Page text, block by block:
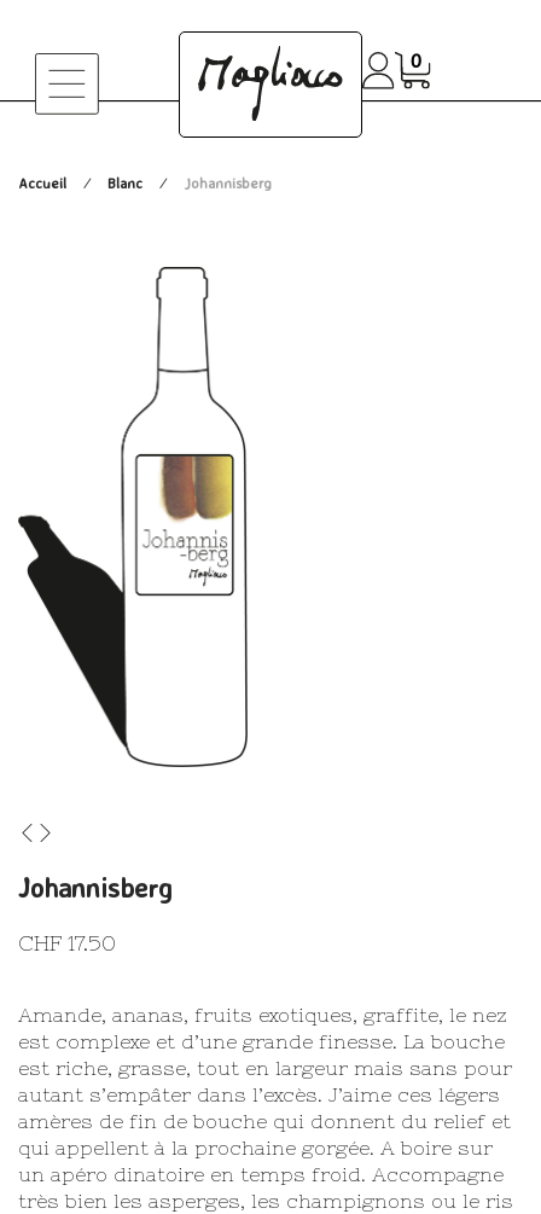
0
Accueil / Blanc / Johannisberg
Amande, ananas, fruits exotiques, graffite, le nez
est complexe et d’une grande finesse. La bouche
est riche, grasse, tout en largeur mais sans pour
autant s’empâter dans l’excès. J’aime ces légers
amères de fin de bouche qui donnent du relief et
qui appellent à la prochaine gorgée. A boire sur
un apéro dinatoire en temps froid. Accompagne
très bien les asperges, les champignons ou le ris
Johannisberg
CHF 17.50